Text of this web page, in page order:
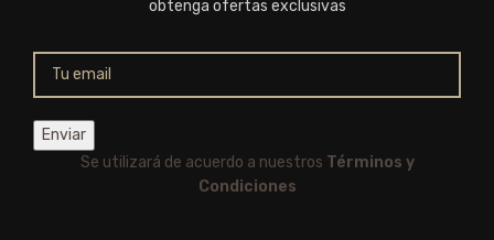
obtenga ofertas exclusivas
Se utilizará de acuerdo a nuestros Términos y
Condiciones